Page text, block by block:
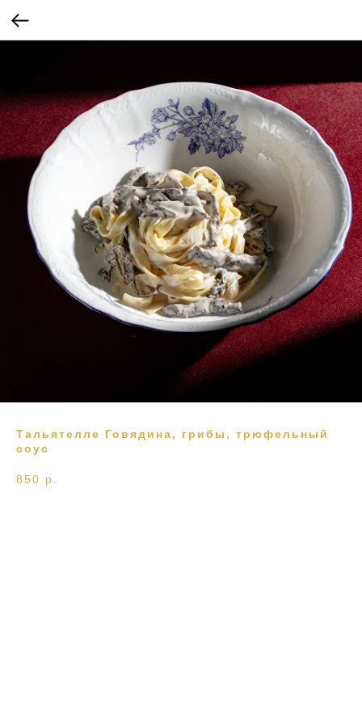
Тальятелле Говядина, грибы, трюфельный
соус
850 р.